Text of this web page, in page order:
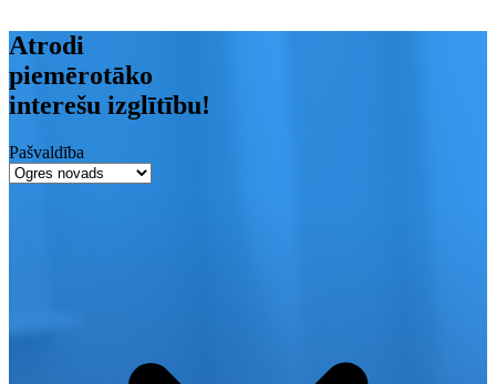
Atrodi
piemērotāko
interešu izglītību!
Pašvaldība